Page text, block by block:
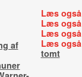
af
Læs
Læs
Læs
Læs
tomt